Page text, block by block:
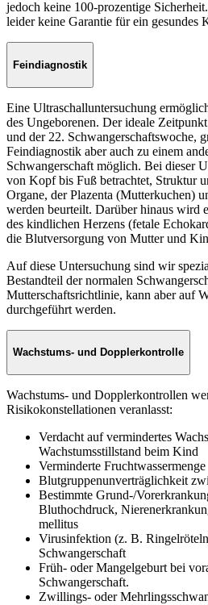
jedoch keine 100-prozentige
leider keine Garantie für ein gesundes
Feindiagnostik
Eine Ultraschalluntersuchung
des Ungeborenen. Der ideale
und der 22. Schwangerschaftswoche,
Feindiagnostik aber auch zu einem
Schwangerschaft möglich. Bei dieser
von Kopf bis Fuß betrachtet, Struktur
Organe, der Plazenta (Mutterkuchen)
werden beurteilt. Darüber hinaus wird
des kindlichen Herzens (fetale
die Blutversorgung von Mutter und
Auf diese Untersuchung sind wir
Bestandteil der normalen
Mutterschaftsrichtlinie, kann aber auf
durchgeführt werden.
Wachstums- und Dopplerkontrolle
Wachstums- und Dopplerkontrollen
Risikokonstellationen veranlasst:
Verdacht auf vermindertes
Wachstumsstillstand beim Kind
Verminderte Fruchtwassermenge
Blutgruppenunverträglichkeit
Bestimmte Grund-/
Bluthochdruck,
mellitus
Virusinfektion (z. B.
Schwangerschaft
Früh- oder Mangelgeburt bei
Schwangerschaft.
Zwillings- oder